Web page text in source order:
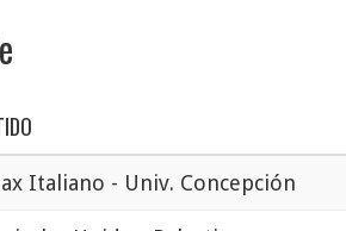
Italiano - Univ. Concepción